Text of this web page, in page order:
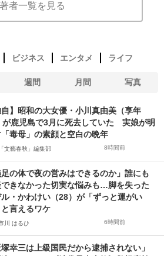
著者一覧を見る
ビジネス エンタメ ライフ
週間 月間 写真
自】昭和の大女優・小川真由美（享年
が鹿児島で3月に死去していた 実娘が明
毒母」の素顔と空白の晩年
「文藝春秋」編集部 8時間前
足の体で夜の営みはできるのか」誰にも
きなかった切実な悩みも…脚を失った
ル・かわけい（28）が「ずっと運がい
言えるワケ
川 はるひ 6時間前
塚幸三は上級国民だから逮捕されない」